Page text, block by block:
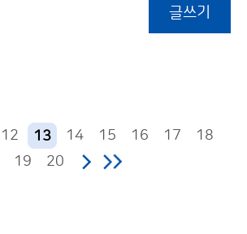
글쓰기
12 13 14 15 16 17
18
19
20